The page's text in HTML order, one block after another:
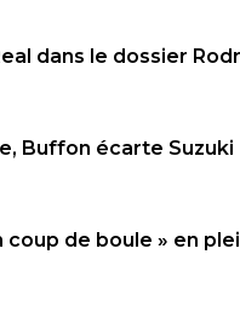
dans le dossier
Buffon écarte Suzuki
coup de boule » en